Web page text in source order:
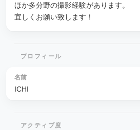
ほか多分野の撮影経験があります。
宜しくお願い致します！
プロフィール
名前
ICHI
アクティブ度